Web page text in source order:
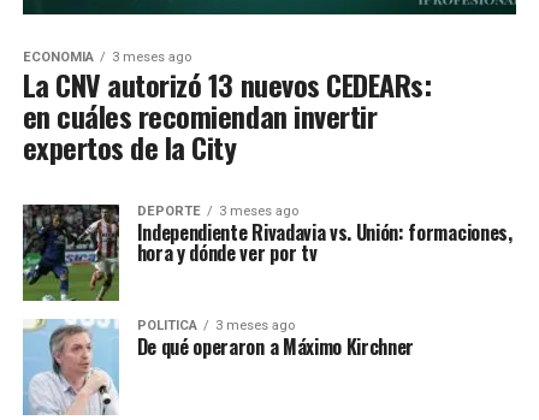
ECONOMIA 3 meses ago
La CNV autorizó 13 nuevos CEDEARs:
en cuáles recomiendan invertir
expertos de la City
DEPORTE 3 meses ago
Independiente Rivadavia vs. Unión: formaciones,
hora y dónde ver por tv
POLITICA 3 meses ago
De qué operaron a Máximo Kirchner